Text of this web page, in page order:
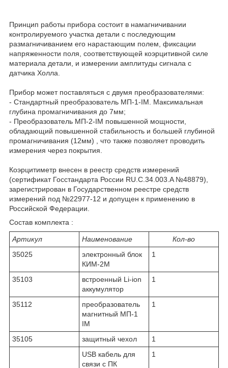
Принцип работы прибора состоит в намагничивании
контролируемого участка детали с последующим
размагничиванием его нарастающим полем, фиксации
напряженности поля, соответствующей коэрцитивной силе
материала детали, и измерении амплитуды сигнала с
датчика Холла.
Прибор может поставляться с двумя преобразователями:
- Стандартный преобразователь МП-1-IM. Максимальная
глубина промагничивания до 7мм;
- Преобразователь МП-2-IM повышенной мощности,
обладающий повышенной стабильность и большей глубиной
промагничивания (12мм) , что также позволяет проводить
измерения через покрытия.
Коэрцитиметр внесен в реестр средств измерений
(сертификат Госстандарта России RU.C.34.003.A №48879),
зарегистрирован в Государственном реестре средств
измерений под №22977-12 и допущен к применению в
Российской Федерации.
Состав комплекта :
Артикул Наименование
Кол-во
35025
электронный блок
КИМ-2М
1
35103
встроенный Li-ion
аккумулятор
1
35112
преобразователь
магнитный МП-1
IM
1
35105 защитный чехол
1
USB кабель для
связи с ПК
1